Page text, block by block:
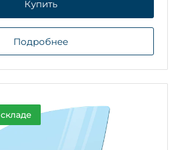
Купить
Подробнее